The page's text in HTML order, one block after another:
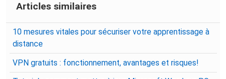
Articles similaires
10 mesures vitales pour sécuriser votre apprentissage à
distance
VPN gratuits : fonctionnement, avantages et risques!